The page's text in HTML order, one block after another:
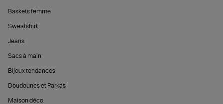
Baskets femme
Sweatshirt
Jeans
Sacs à main
Bijoux tendances
Doudounes et Parkas
Maison déco